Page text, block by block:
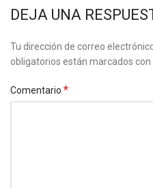
DEJA UNA
Tu dirección de correo
obligatorios están marcados con
Comentario *